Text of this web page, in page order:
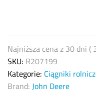
Najniższa cena z 30 dni (
SKU: R207199
Kategorie: Ciągniki
Brand:John Deere